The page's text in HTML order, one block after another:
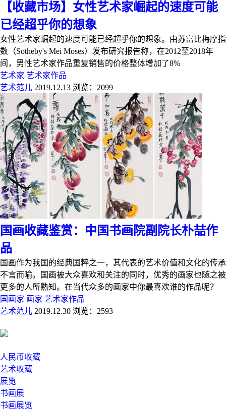
【收藏市场】女性艺术家崛起的速度可能
已经超乎你的想象
女性艺术家崛起的速度可能已经超乎你的想象。由苏富比梅摩指
数（Sotheby's Mei Moses）发布研究报告称，在2012至2018年
间，男性艺术家作品重复销售的价格整体增加了8%
艺术家 艺术家作品
艺术范儿 2019.12.13 浏览：2099
国画收藏鉴赏：中国书画院副院长朴喆作
品
国画作为我国的经典国粹之一，其代表的艺术价值和文化的传承
不言而喻。国画被大众喜欢和关注的同时，优秀的画家也随之被
更多的人所熟知。在当代众多的画家中你最喜欢谁的作品呢？
国画家 画家 艺术家作品
艺术范儿 2019.12.30 浏览：2593
人民币收藏
艺术收藏
展览
书画展
书画展览